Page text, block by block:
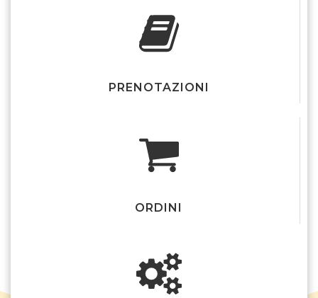
PRENOTAZIONI
ORDINI